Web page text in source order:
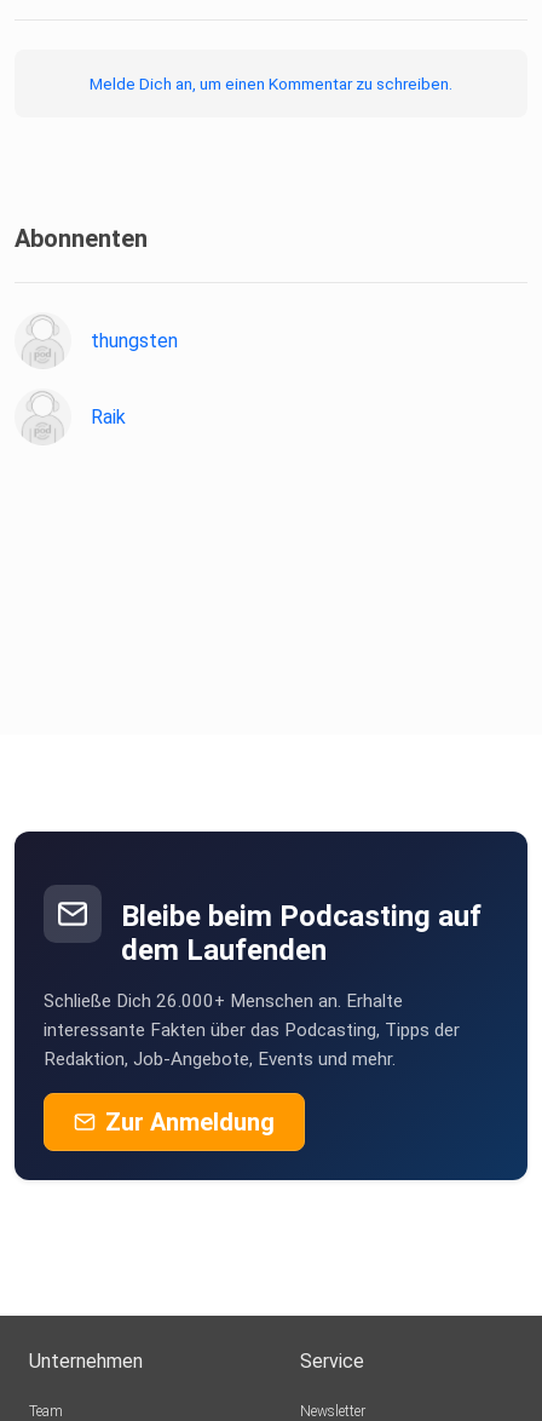
Melde Dich an, um einen Kommentar zu schreiben.
Abonnenten
thungsten
Raik
Bleibe beim Podcasting auf
dem Laufenden
Schließe Dich 26.000+ Menschen an. Erhalte
interessante Fakten über das Podcasting, Tipps der
Redaktion, Job-Angebote, Events und mehr.
Zur Anmeldung
Unternehmen
Team
Service
Newsletter